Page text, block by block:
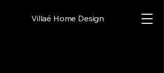
Villaé Home Design